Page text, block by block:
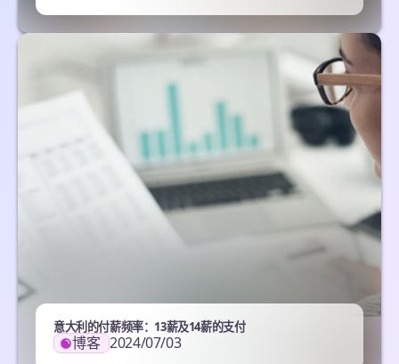
意大利的付薪频率：13薪及14薪的支付
博客 2024/07/03